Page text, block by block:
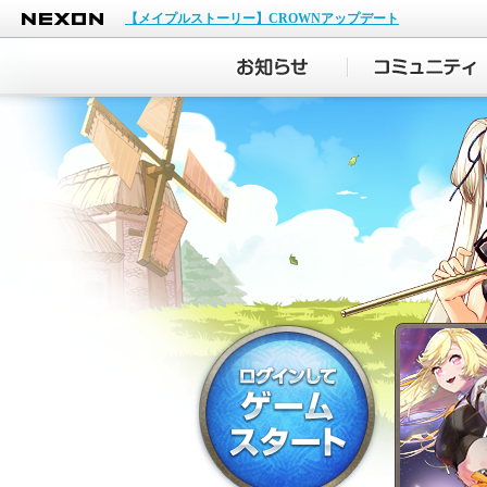
NEXON
【メイプルストーリー】CROWNアップデート